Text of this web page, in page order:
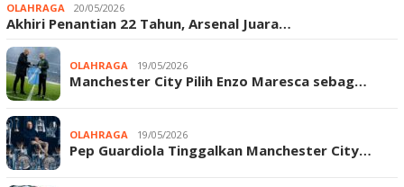
OLAHRAGA 20/05/2026
Akhiri Penantian 22 Tahun, Arsenal Juara…
OLAHRAGA 19/05/2026
Manchester City Pilih Enzo Maresca sebag…
OLAHRAGA 19/05/2026
Pep Guardiola Tinggalkan Manchester City…